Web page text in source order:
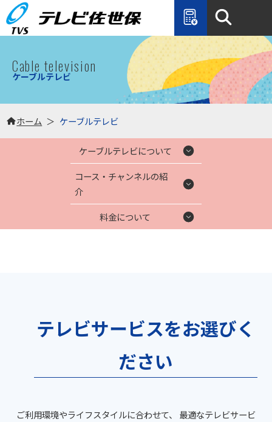
Cable television
ケーブルテレビ
ホーム ケーブルテレビ
ケーブルテレビについて
コース・チャンネルの紹
介
料金について
テレビサービスをお選びく
ださい
ご利用環境やライフスタイルに合わせて、 最適なテレビサービ